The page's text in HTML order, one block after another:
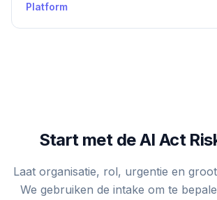
Platform
Start met de AI Act
Laat organisatie, rol, urgentie en
We gebruiken de intake om te